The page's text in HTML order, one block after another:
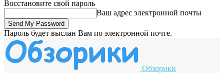
Восстановите свой пароль
Ваш адрес электронной почты
Пароль будет выслан Вам по электронной почте.
Обзорики